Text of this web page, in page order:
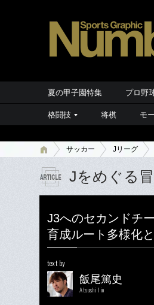
夏の甲子園特集 プロ野
格闘技 将棋 モ
サッカー Jリーグ
Jをめぐる
J3へのセカンドチ
育成ルート多様化
text by
飯尾篤史
Atsushi Iio